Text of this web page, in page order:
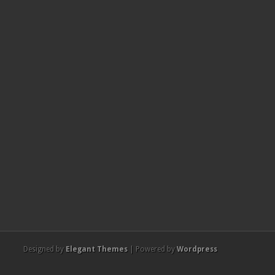
Designed by Elegant Themes| Powered by Wordpress